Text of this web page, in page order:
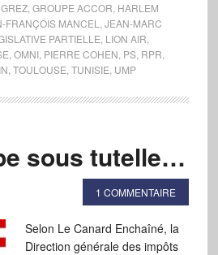
GREZ, GROUPE ACCOR HARLEM
FRANÇOIS MANCEL
JEAN-MARC
PARTIELLE LION AIR
OMNI, PIERRE COHEN PS, RPR
TOULOUSE TUNISIE UMP
sous tutelle…
1 COMMENTAIRE
Selon Le Canard Enchaîné, la
Direction générale des impôts